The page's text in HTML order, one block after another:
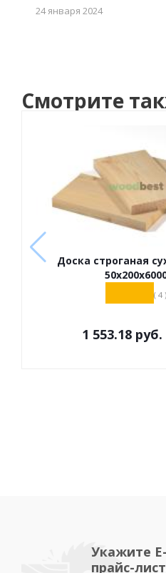
24 января 2024
Смотрите
Доска строганая
( 4 )
1 553.18руб.
Укажите
прайс-